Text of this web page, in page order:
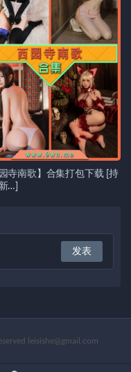
园寺南歌】合集打包下载 [持
…]
leisishe@gmail.com